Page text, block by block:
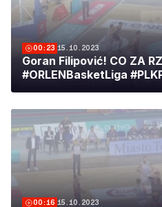
00:23 15.10.2023
Goran Filipović! CO ZA
#ORLENBasketLiga
00:16 15.10.2023